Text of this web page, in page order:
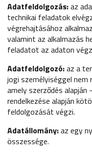
Adatfeldolgozás:az
technikai feladatok
végrehajtásához
valamint az alkalmazás
feladatot az adaton
Adatfeldolgozó:az a
jogi személyiséggel nem
amely szerződés
rendelkezése alapján
feldolgozását végzi.
Adatállomány:az egy
összessége.